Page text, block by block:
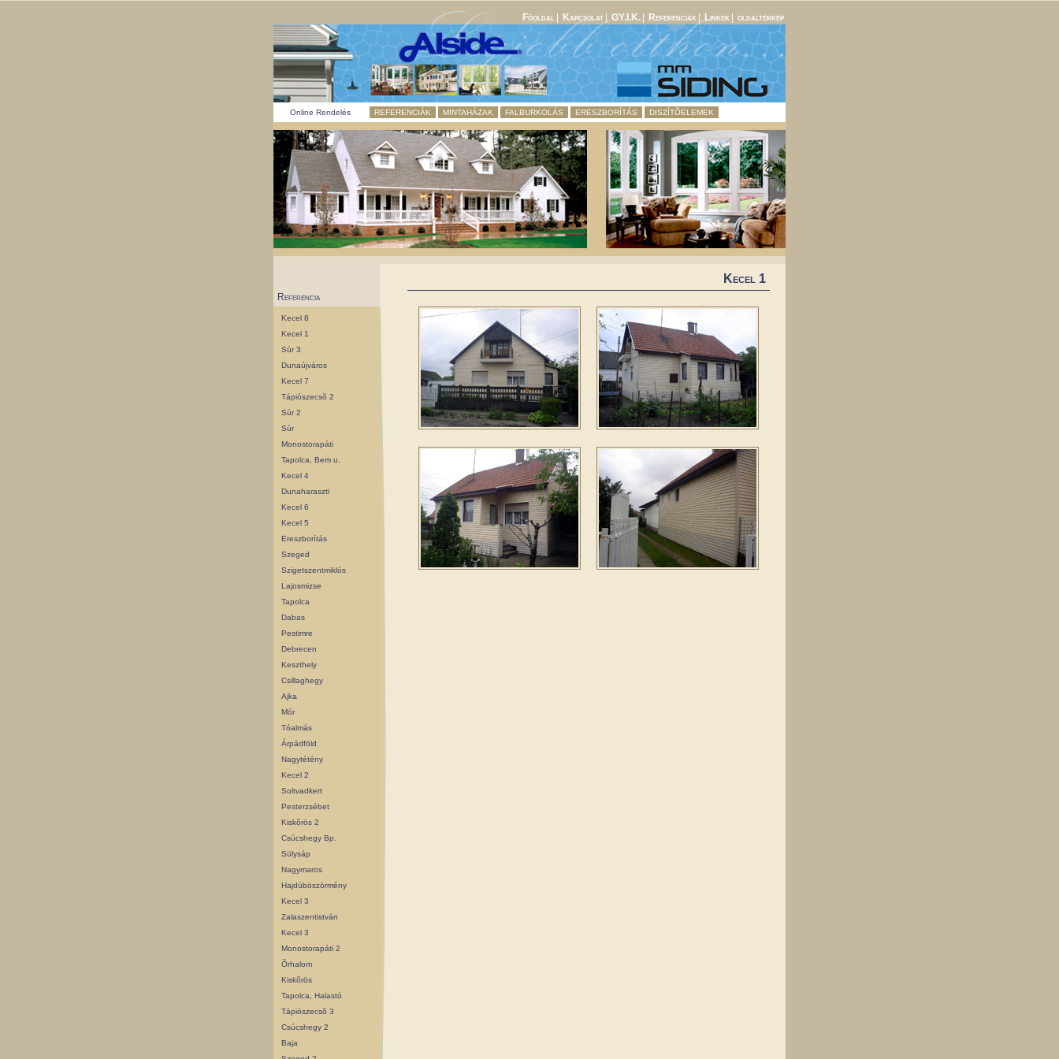
Fõoldal Kapcsolat GY.I.K. Referenciák Linkek oldaltérkép
Online Rendelés REFERENCIÁK MINTAHÁZAK FALBURKOLÁS ERESZBORÍTÁS DISZÍTÕELEMEK
Referencia
Kecel 8
Kecel 1
Súr 3
Dunaújváros
Kecel 7
Tápiószecsõ 2
Súr 2
Súr
Monostorapáti
Tapolca, Bem u.
Kecel 4
Dunaharaszti
Kecel 6
Kecel 5
Ereszborítás
Szeged
Szigetszentmiklós
Lajosmizse
Tapolca
Dabas
Pestimre
Debrecen
Keszthely
Csillaghegy
Ajka
Mór
Tóalmás
Árpádföld
Nagytétény
Kecel 2
Soltvadkert
Pesterzsébet
Kiskõrös 2
Csúcshegy Bp.
Sülysáp
Nagymaros
Hajdúböszörmény
Kecel 3
Zalaszentistván
Kecel 3
Monostorapáti 2
Õrhalom
Kiskõrös
Tapolca, Halastó
Tápiószecsõ 3
Csúcshegy 2
Baja
Kecel 1